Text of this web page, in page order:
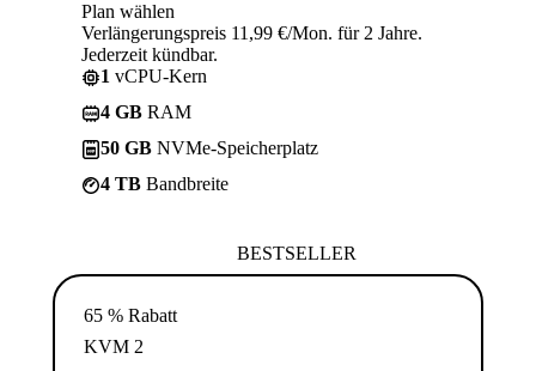
Plan wählen
Verlängerungspreis 11,99 €/Mon. für 2 Jahre.
Jederzeit kündbar.
1 vCPU-Kern
4 GB RAM
50 GB NVMe-Speicherplatz
4 TB Bandbreite
BESTSELLER
65 % Rabatt
KVM 2